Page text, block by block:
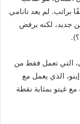
براتب. لم يعد نانامي
جديد، لكنه يرفض
التي تعمل فقط من
الذي يعمل مع
غيتو بمثابة نقطة